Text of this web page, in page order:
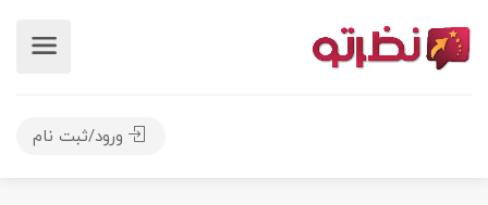
ورود/ثبت نام